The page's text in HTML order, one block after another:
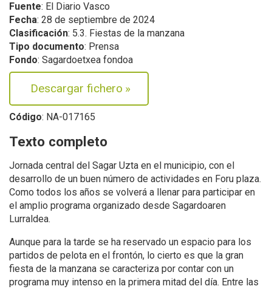
Fuente: El Diario Vasco
Fecha: 28 de septiembre de 2024
Clasificación: 5.3. Fiestas de la manzana
Tipo documento: Prensa
Fondo: Sagardoetxea fondoa
Descargar fichero »
Código: NA-017165
Texto completo
Jornada central del Sagar Uzta en el municipio, con el
desarrollo de un buen número de actividades en Foru plaza.
Como todos los años se volverá a llenar para participar en
el amplio programa organizado desde Sagardoaren
Lurraldea.
Aunque para la tarde se ha reservado un espacio para los
partidos de pelota en el frontón, lo cierto es que la gran
fiesta de la manzana se caracteriza por contar con un
programa muy intenso en la primera mitad del día. Entre las